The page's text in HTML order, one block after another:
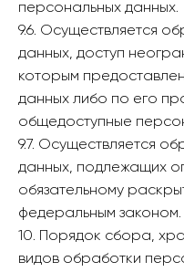
персональных данных.
9.6. Осуществляется
данных, доступ
которым
данных либо по его
общедоступные
9.7. Осуществляется
данных, подлежащих
обязательному
федеральным законом.
10. Порядок сбора,
видов обработки